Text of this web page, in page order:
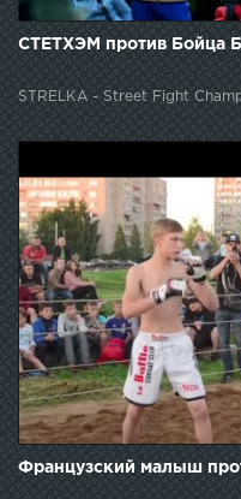
СТЕТХЭМ против Бойца
STRELKA - Street Fight
Французский малыш